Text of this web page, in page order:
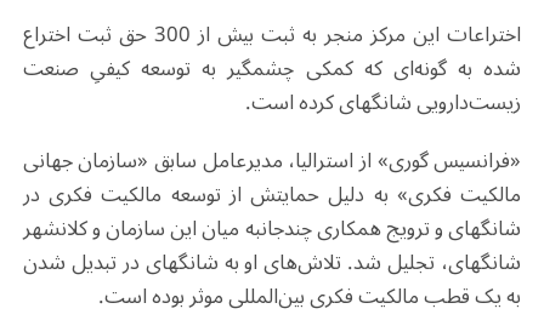
اختراعات این مرکز منجر به ثبت بیش از 300 حق ثبت اختراع
شده به گونه‌ای که کمکی چشمگیر به توسعه کیفیِ صنعت
زیست‌دارویی شانگهای کرده است.
«فرانسیس گوری» از استرالیا، مدیرعامل سابق «سازمان جهانی
مالکیت فکری» به دلیل حمایتش از توسعه مالکیت فکری در
شانگهای و ترویج همکاری چندجانبه میان این سازمان و کلانشهر
شانگهای، تجلیل شد. تلاش‌های او به شانگهای در تبدیل شدن
به یک قطب مالکیت فکری بین‌المللی موثر بوده است.